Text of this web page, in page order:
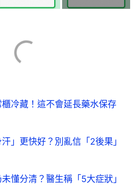
冷藏！這不會延長藥水保存
」更快好？別亂信「2後果」
懂分清？醫生稱「5大症狀」